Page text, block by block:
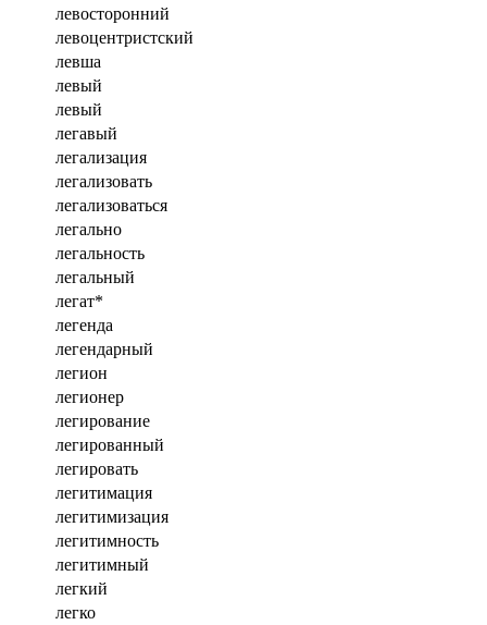
левосторонний
левоцентристский
левша
левый
левый
легавый
легализация
легализовать
легализоваться
легально
легальность
легальный
легат*
легенда
легендарный
легион
легионер
легирование
легированный
легировать
легитимация
легитимизация
легитимность
легитимный
легкий
легко